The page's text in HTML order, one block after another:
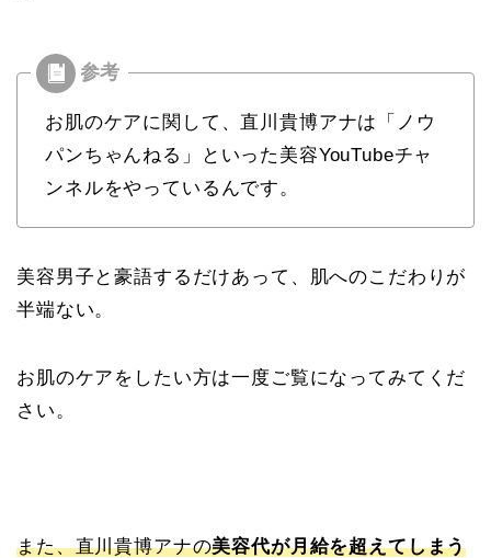
お肌のケアに関して、直川貴博アナは「ノウ
パンちゃんねる」といった美容YouTubeチャ
ンネルをやっているんです。
美容男子と豪語するだけあって、肌へのこだわりが
半端ない。
お肌のケアをしたい方は一度ご覧になってみてくだ
さい。
また、直川貴博アナの美容代が月給を超えてしまう